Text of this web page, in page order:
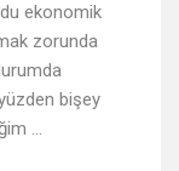
ekonomik
zorunda
bişey
...